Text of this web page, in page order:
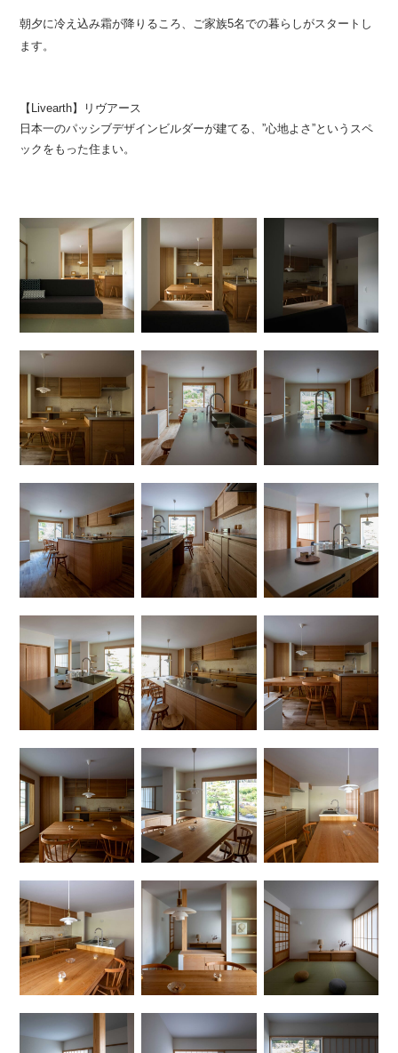
朝夕に冷え込み霜が降りるころ、ご家族5名での暮らしがスタートし
ます。
【Livearth】リヴアース
日本一のパッシブデザインビルダーが建てる、”心地よさ”というスペ
ックをもった住まい。